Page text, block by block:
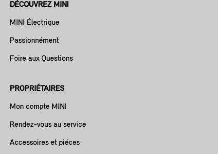
DÉCOUVREZ MINI
MINI Électrique
Passionnément
Foire aux Questions
PROPRIÉTAIRES
Mon compte MINI
Rendez-vous au service
Accessoires et piéces